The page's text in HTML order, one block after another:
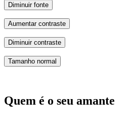
Diminuir fonte
Aumentar contraste
Diminuir contraste
Tamanho normal
Quem é o seu amante